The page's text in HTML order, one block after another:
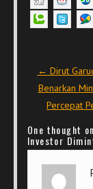
Post
← Dirut
Benarkan
Percepat
One thought
Investor